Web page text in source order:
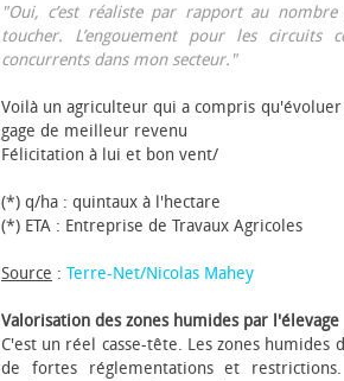
"Oui, c’est réaliste par rapport au
toucher. L’engouement pour les
concurrents dans mon secteur."
Voilà un agriculteur qui a compris
gage de meilleur revenu
Félicitation à lui et bon vent/
(*) q/ha : quintaux à l'hectare
(*) ETA : Entreprise de Travaux Agricoles
Source : Terre-Net/Nicolas Mahey
Valorisation des zones humides par l'élevage
C'est un réel casse-tête. Les zones humides
de fortes réglementations et